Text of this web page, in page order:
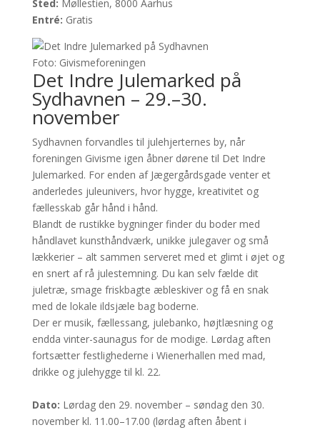
Sted: Møllestien, 8000 Aarhus
Entré: Gratis
Foto: Givismeforeningen
Det Indre Julemarked på
Sydhavnen – 29.–30.
november
Sydhavnen forvandles til julehjerternes by, når
foreningen Givisme igen åbner dørene til Det Indre
Julemarked. For enden af Jægergårdsgade venter et
anderledes juleunivers, hvor hygge, kreativitet og
fællesskab går hånd i hånd.
Blandt de rustikke bygninger finder du boder med
håndlavet kunsthåndværk, unikke julegaver og små
lækkerier – alt sammen serveret med et glimt i øjet og
en snert af rå julestemning. Du kan selv fælde dit
juletræ, smage friskbagte æbleskiver og få en snak
med de lokale ildsjæle bag boderne.
Der er musik, fællessang, julebanko, højtlæsning og
endda vinter-saunagus for de modige. Lørdag aften
fortsætter festlighederne i Wienerhallen med mad,
drikke og julehygge til kl. 22.
Dato: Lørdag den 29. november – søndag den 30.
november kl. 11.00–17.00 (lørdag aften åbent i